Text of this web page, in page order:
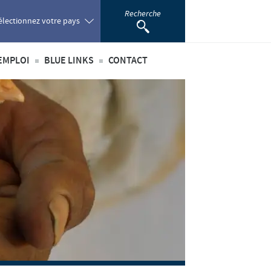
votre pays
Russia
Spain
Recherche
métiers
de recrutement
personnel
BLUE LINKS
Privilèges Blue links
S'inscrire
CONTACT